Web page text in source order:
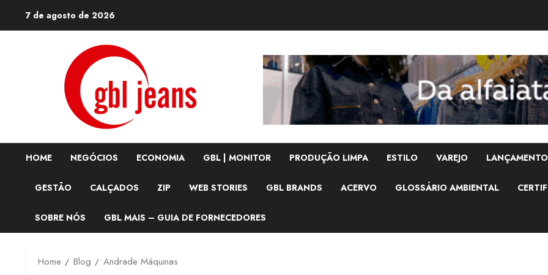
7 de agosto de 2026
HOME NEGÓCIOS ECONOMIA GBL | MONITOR PRODUÇÃO LIMPA ESTILO VAREJO
GESTÃO CALÇADOS ZIP WEB STORIES GBL BRANDS ACERVO GLOSSÁRIO AMBIENTAL
SOBRE NÓS GBL MAIS – GUIA DE FORNECEDORES
Home Blog Andrade Máquinas